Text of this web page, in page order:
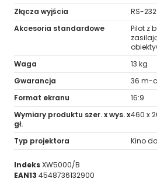
Złącza wyjścia
RS-
Akcesoria standardowe
Pilot z
Waga
13 kg
Gwarancja
36 m-
Format ekranu
16:9
Wymiary produktu szer. x wys. x
gł.
460 x
Typ projektora Kino
IndeksXW5000/B
EAN13 4548736132900